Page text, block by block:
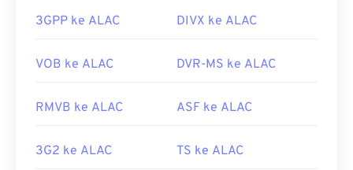
perangkatAndroid
atau non-Apple, Anda perlu
berkas MP3—agar dapat membukanya. Produk
konversi berkas.
Rilis Awal:1988
3GPP ke ALAC DIVX ke ALAC
VOB ke ALAC DVR-MS ke ALAC
RMVB ke ALAC ASF ke ALAC
3G2 ke ALAC TS ke ALAC